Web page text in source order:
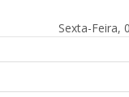
Sexta-Feira,